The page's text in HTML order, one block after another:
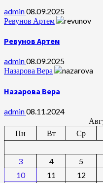
admin08.09.2025
Ревунов Артем
Ревунов Артем
admin08.09.2025
Назарова Вера
Назарова Вера
admin08.11.2024
Пн
Вт Ср
3
4 5
10
11 12